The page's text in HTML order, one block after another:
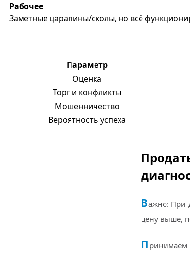
Рабочее
Заметные царапины/сколы, но всё
Параметр
Оценка
Торг и конфликты
Мошенничество
Вероятность успеха
Важно: При
цену выше,
П ринимаем